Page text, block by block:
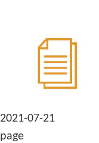
2021-07-21
page